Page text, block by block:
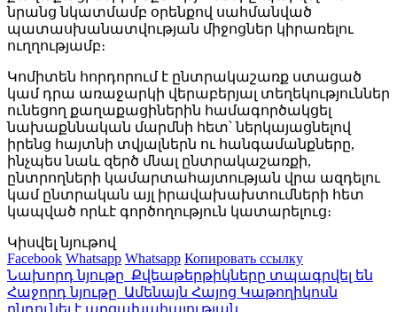
նրանց նկատմամբ օրենքով սահմանված
պատասխանատվության միջոցներ կիրառելու
ուղղությամբ։
Կոմիտեն հորդորում է ընտրակաշառք ստացած
կամ դրա առաջարկի վերաբերյալ տեղեկություններ
ունեցող քաղաքացիներին համագործակցել
նախաքննական մարմնի հետ՝ ներկայացնելով
իրենց հայտնի տվյալներն ու հանգամանքները,
ինչպես նաև զերծ մնալ ընտրակաշառքի,
ընտրողների կամարտահայտության վրա ազդելու
կամ ընտրական այլ իրավախախտումների հետ
կապված որևէ գործողություն կատարելուց։
Կիսվել նյութով
Facebook Whatsapp Whatsapp Копировать ссылку
Նախորդ նյութը Քվեաթերթիկները տպագրվել են
Հաջորդ նյութը Ամենայն Հայոց Կաթողիկոսն
ընդունել է արցախահայության